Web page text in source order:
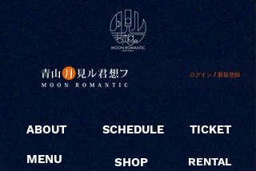
ログイン / 新規登録
ABOUT
MENU
SCHEDULE
SHOP
TICKET
RENTAL